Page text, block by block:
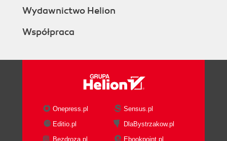
Wydawnictwo Helion
Współpraca
Onepress.pl
Sensus.pl
Editio.pl
DlaBystrzakow.pl
Bezdroza.pl
Ebookpoint.pl